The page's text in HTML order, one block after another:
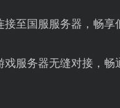
至国服服务器，畅享
服务器无缝对接，畅